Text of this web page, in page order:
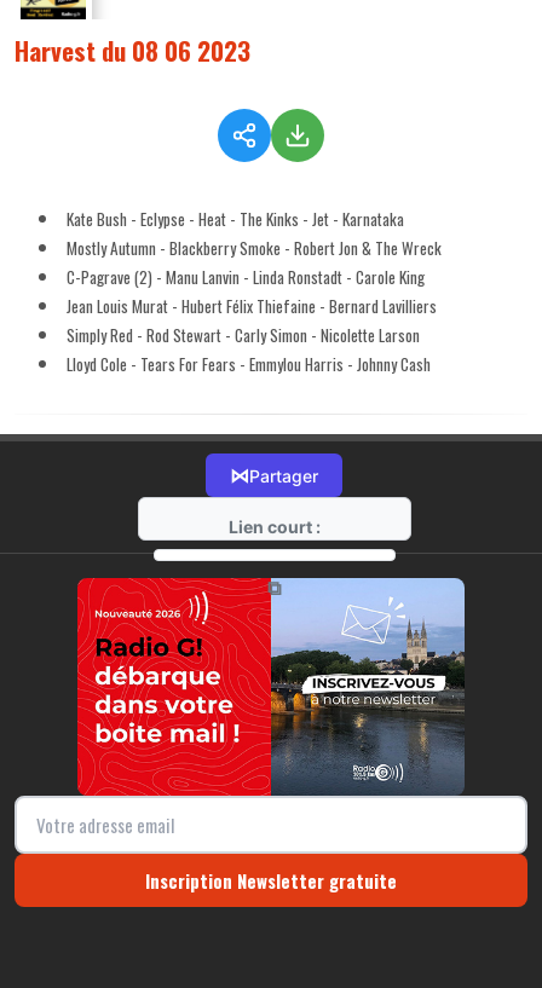
Harvest du 08 06 2023
Kate Bush - Eclypse - Heat - The Kinks - Jet - Karnataka
Mostly Autumn - Blackberry Smoke - Robert Jon & The Wreck
C-Pagrave (2) - Manu Lanvin - Linda Ronstadt - Carole King
Jean Louis Murat - Hubert Félix Thiefaine - Bernard Lavilliers
Simply Red - Rod Stewart - Carly Simon - Nicolette Larson
Lloyd Cole - Tears For Fears - Emmylou Harris - Johnny Cash
⋈Partager
Lien court :
https://radio-g.fr?11766
⧉
Inscription Newsletter gratuite